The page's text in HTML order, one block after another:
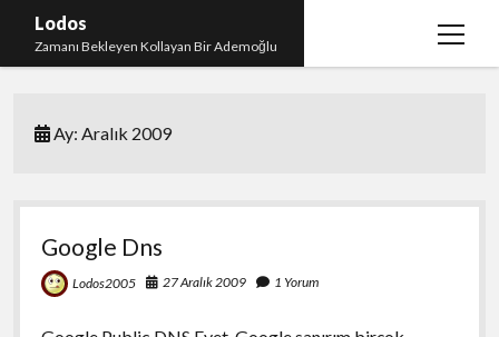
Lodos
Zamanı Bekleyen Kollayan Bir Ademoğlu
menüyü
test
Ay:Aralık 2009
Google Dns
Lodos2005 27 Aralık 2009 1 Yorum